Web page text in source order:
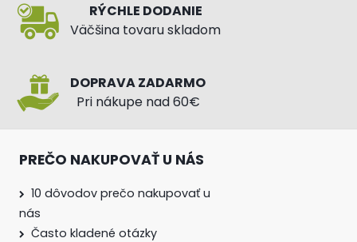
RÝCHLE DODANIE
Väčšina tovaru skladom
DOPRAVA ZADARMO
Pri nákupe nad 60€
PREČO NAKUPOVAŤ U NÁS
10 dôvodov prečo nakupovať u
nás
Často kladené otázky